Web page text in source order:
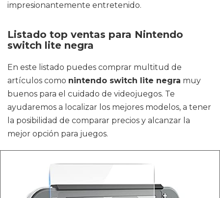
impresionantemente entretenido.
Listado top ventas para Nintendo
switch lite negra
En este listado puedes comprar multitud de
artículos como nintendo switch lite negra muy
buenos para el cuidado de videojuegos. Te
ayudaremos a localizar los mejores modelos, a tener
la posibilidad de comparar precios y alcanzar la
mejor opción para juegos.